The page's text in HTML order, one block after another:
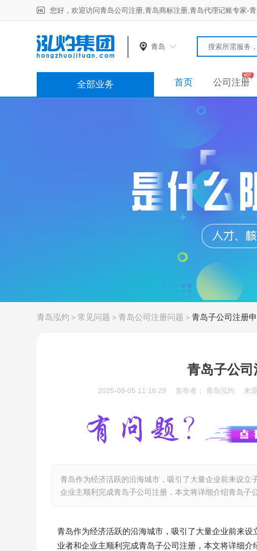
您好，欢迎访问青岛公司注册,青岛商标注册,青岛代理记账专家-青
青岛
全部业务 首页 公司注册
青岛泓灼 > 常见问题 > 青岛公司注册问题 > 青岛子公司注册
青岛子公
2025-08-05 11:16:29 发布者： 青岛泓灼 来
青岛作为经济活跃的沿海城市，吸引了大量企业前来设
企业主顺利完成青岛子公司注册，本文将详细介绍青岛子
青岛作为经济活跃的沿海城市，吸引了大量企业前来
业者和企业主顺利完成青岛子公司注册，本文将详细